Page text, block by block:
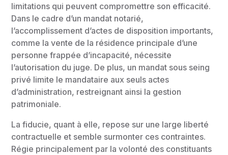
limitations qui peuvent compromettre son efficacité.
Dans le cadre d’un mandat notarié,
l’accomplissement d’actes de disposition importants,
comme la vente de la résidence principale d’une
personne frappée d’incapacité, nécessite
l’autorisation du juge. De plus, un mandat sous seing
privé limite le mandataire aux seuls actes
d’administration, restreignant ainsi la gestion
patrimoniale.
La fiducie, quant à elle, repose sur une large liberté
contractuelle et semble surmonter ces contraintes.
Régie principalement par la volonté des constituants